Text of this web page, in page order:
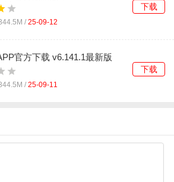
/ 25-09-12
下载
官方下载 v6.141.1最新版
/ 25-09-11
下载